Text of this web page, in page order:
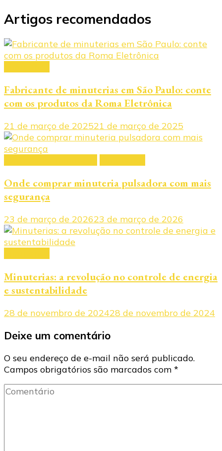
Artigos recomendados
Fabricante de minuterias em São Paulo: conte
com os produtos da Roma Eletrônica
21 de março de 202521 de março de 2025
Onde comprar minuteria pulsadora com mais
segurança
23 de março de 202623 de março de 2026
Minuterias: a revolução no controle de energia
e sustentabilidade
28 de novembro de 202428 de novembro de 2024
Deixe um comentário
O seu endereço de e-mail não será publicado.
Campos obrigatórios são marcados com *
Comentário